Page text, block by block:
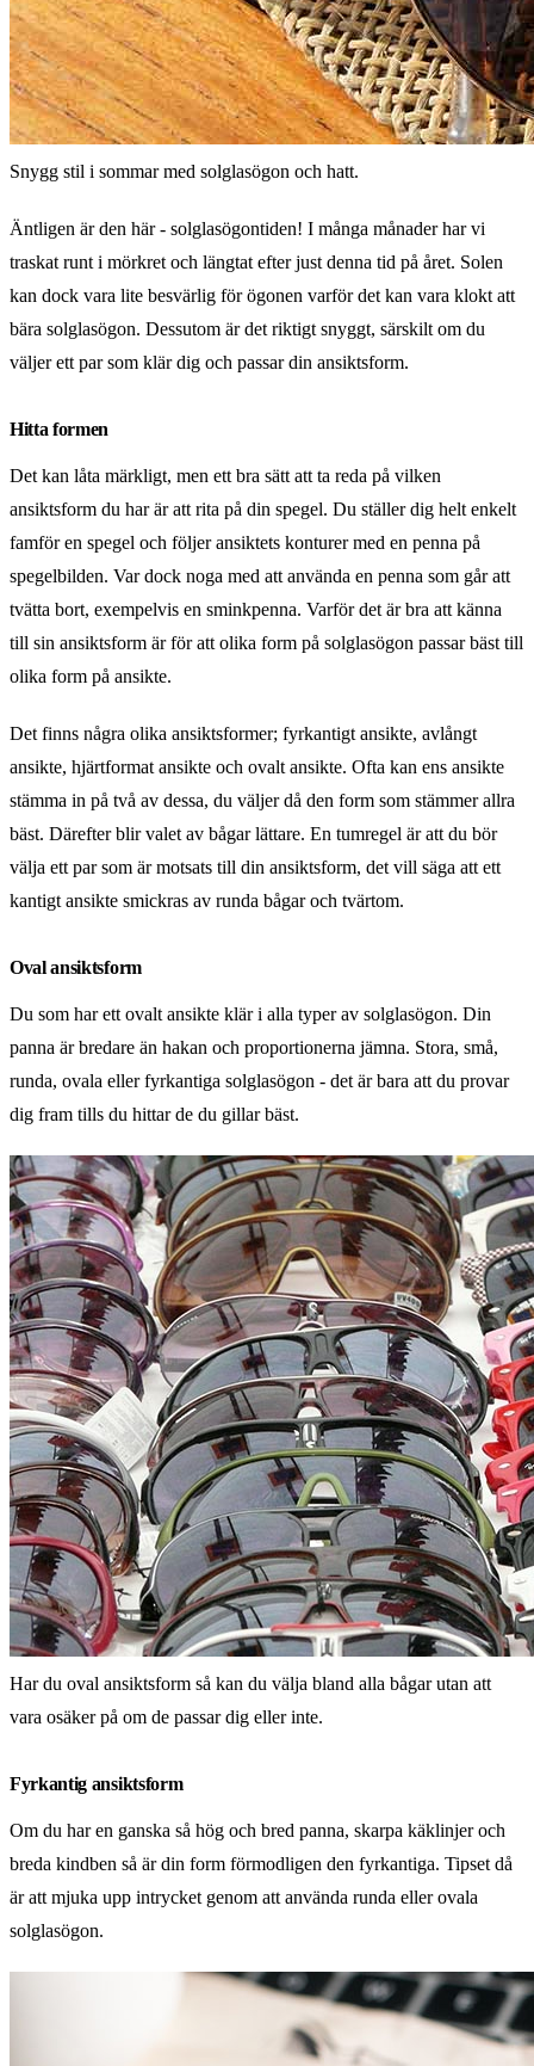
Snygg stil i sommar med solglasögon och hatt.
Äntligen är den här - solglasögontiden! I många månader har vi
traskat runt i mörkret och längtat efter just denna tid på året. Solen
kan dock vara lite besvärlig för ögonen varför det kan vara klokt att
bära solglasögon. Dessutom är det riktigt snyggt, särskilt om du
väljer ett par som klär dig och passar din ansiktsform.
Hitta formen
Det kan låta märkligt, men ett bra sätt att ta reda på vilken
ansiktsform du har är att rita på din spegel. Du ställer dig helt enkelt
famför en spegel och följer ansiktets konturer med en penna på
spegelbilden. Var dock noga med att använda en penna som går att
tvätta bort, exempelvis en sminkpenna. Varför det är bra att känna
till sin ansiktsform är för att olika form på solglasögon passar bäst till
olika form på ansikte.
Det finns några olika ansiktsformer; fyrkantigt ansikte, avlångt
ansikte, hjärtformat ansikte och ovalt ansikte. Ofta kan ens ansikte
stämma in på två av dessa, du väljer då den form som stämmer allra
bäst. Därefter blir valet av bågar lättare. En tumregel är att du bör
välja ett par som är motsats till din ansiktsform, det vill säga att ett
kantigt ansikte smickras av runda bågar och tvärtom.
Oval ansiktsform
Du som har ett ovalt ansikte klär i alla typer av solglasögon. Din
panna är bredare än hakan och proportionerna jämna. Stora, små,
runda, ovala eller fyrkantiga solglasögon - det är bara att du provar
dig fram tills du hittar de du gillar bäst.
Har du oval ansiktsform så kan du välja bland alla bågar utan att
vara osäker på om de passar dig eller inte.
Fyrkantig ansiktsform
Om du har en ganska så hög och bred panna, skarpa käklinjer och
breda kindben så är din form förmodligen den fyrkantiga. Tipset då
är att mjuka upp intrycket genom att använda runda eller ovala
solglasögon.